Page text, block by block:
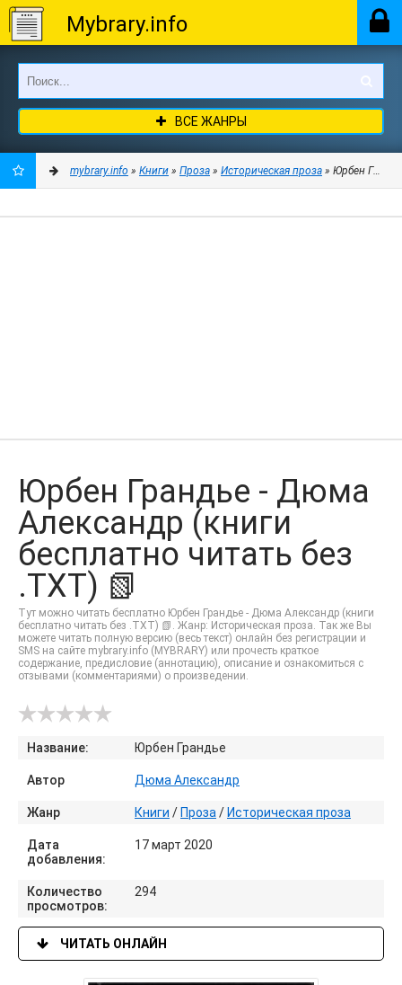
Mybrary.info
ВСЕ ЖАНРЫ
mybrary.info » Книги » Проза » Историческая проза » Юрбен
Юрбен Грандье - Дюма
Александр (книги
бесплатно читать без
.TXT) 📗
Тут можно читать бесплатно Юрбен Грандье - Дюма Александр (книги
бесплатно читать без .TXT) 📗. Жанр: Историческая проза. Так же Вы
можете читать полную версию (весь текст) онлайн без регистрации и
SMS на сайте mybrary.info (MYBRARY) или прочесть краткое
содержание, предисловие (аннотацию), описание и ознакомиться с
отзывами (комментариями) о произведении.
Название: Юрбен Грандье
Автор Дюма Александр
Жанр Книги / Проза / Историческая проза
Дата
добавления:
17 март 2020
Количество
просмотров:
294
ЧИТАТЬ ОНЛАЙН